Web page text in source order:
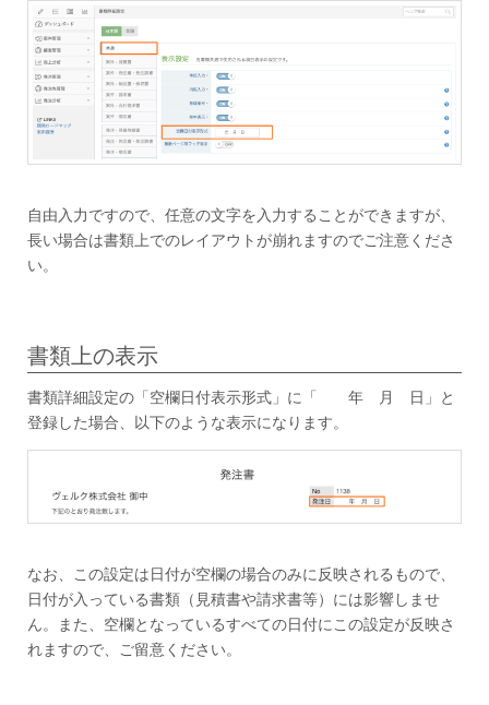
自由入力ですので、任意の文字を入力することができますが、
長い場合は書類上でのレイアウトが崩れますのでご注意くださ
い。
書類上の表示
書類詳細設定の「空欄日付表示形式」に「 年 月 日」と
登録した場合、以下のような表示になります。
なお、この設定は日付が空欄の場合のみに反映されるもので、
日付が入っている書類（見積書や請求書等）には影響しませ
ん。また、空欄となっているすべての日付にこの設定が反映さ
れますので、ご留意ください。